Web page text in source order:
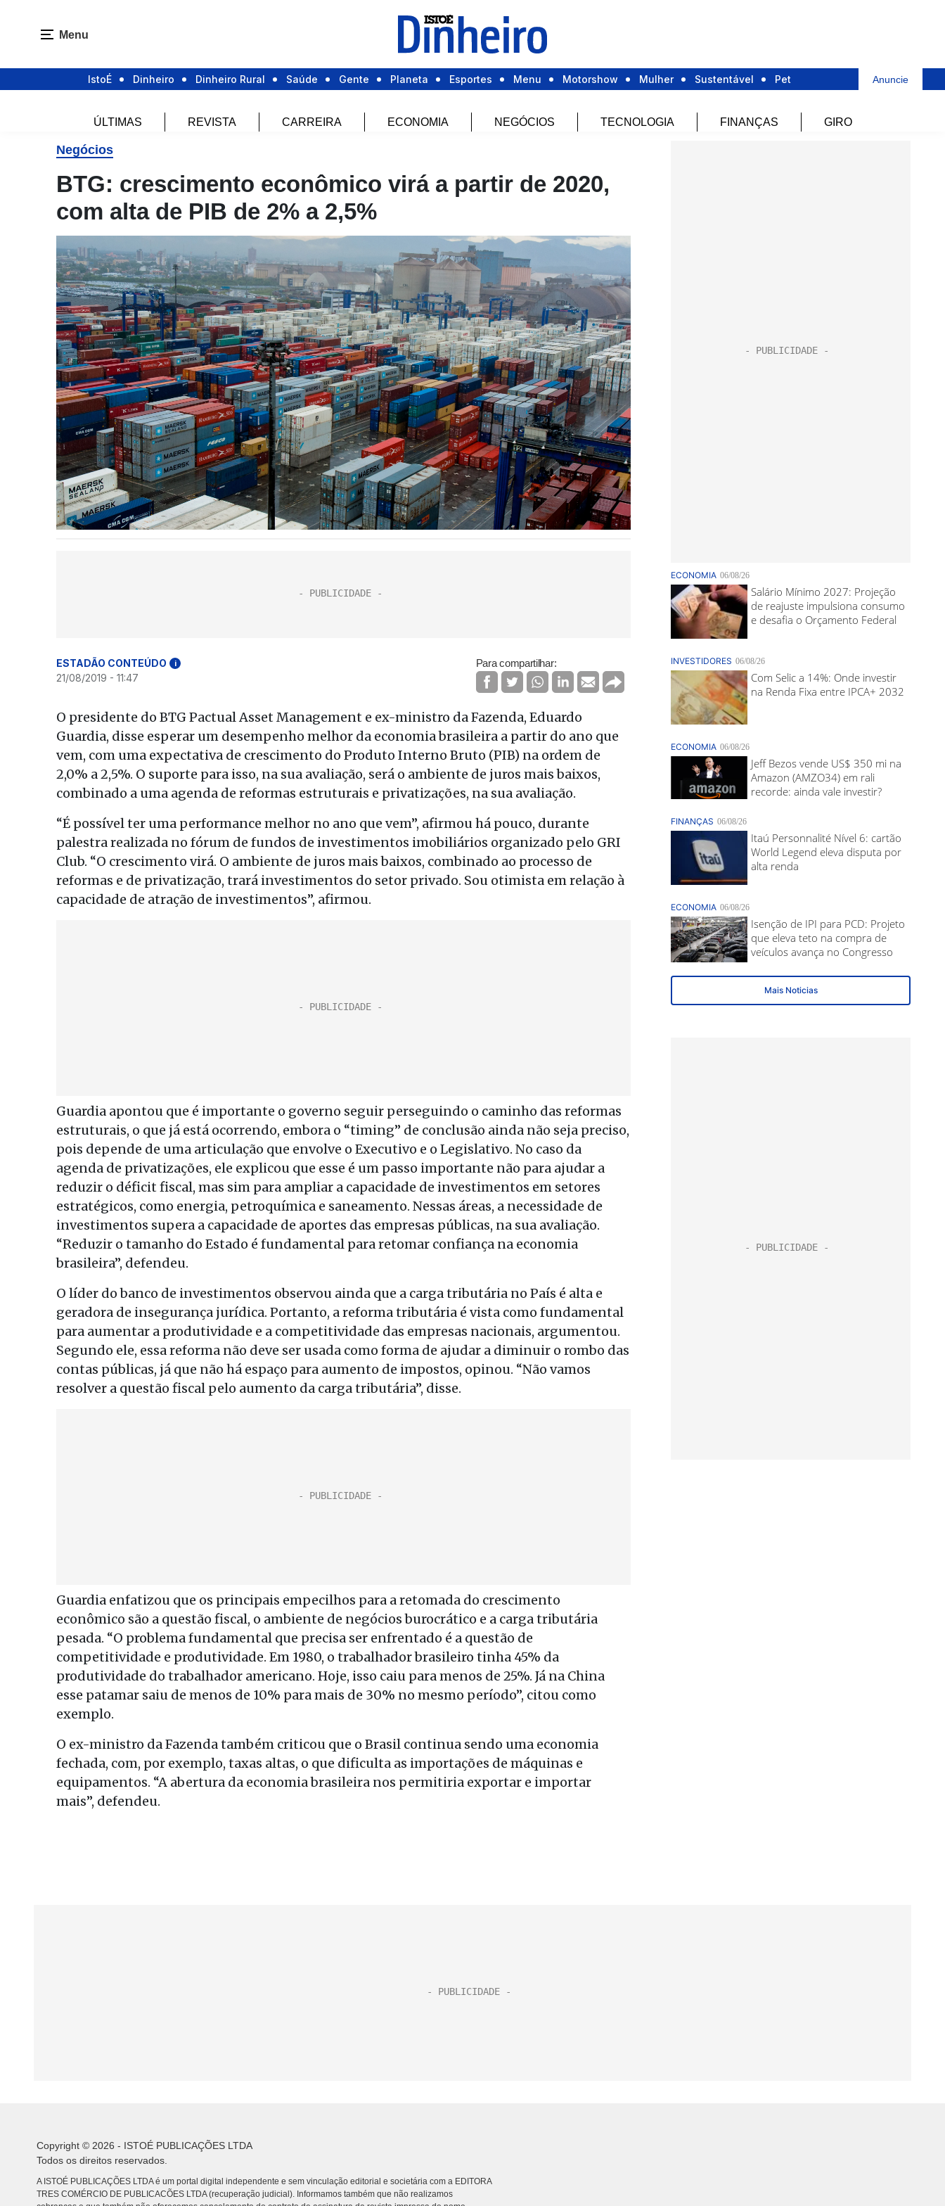
Menu
IstoÉ Dinheiro Dinheiro Rural Saúde Gente Planeta Esportes Menu Motorshow Mulher Sustentável Pet Anuncie
ÚLTIMAS REVISTA CARREIRA ECONOMIA NEGÓCIOS TECNOLOGIA FINANÇAS GIRO
Negócios
BTG: crescimento econômico virá a partir de 2020,
com alta de PIB de 2% a 2,5%
ESTADÃO CONTEÚDO i
21/08/2019 - 11:47
Para compartilhar:
O presidente do BTG Pactual Asset Management e ex-ministro da Fazenda, Eduardo
Guardia, disse esperar um desempenho melhor da economia brasileira a partir do ano que
vem, com uma expectativa de crescimento do Produto Interno Bruto (PIB) na ordem de
2,0% a 2,5%. O suporte para isso, na sua avaliação, será o ambiente de juros mais baixos,
combinado a uma agenda de reformas estruturais e privatizações, na sua avaliação.
“É possível ter uma performance melhor no ano que vem”, afirmou há pouco, durante
palestra realizada no fórum de fundos de investimentos imobiliários organizado pelo GRI
Club. “O crescimento virá. O ambiente de juros mais baixos, combinado ao processo de
reformas e de privatização, trará investimentos do setor privado. Sou otimista em relação à
capacidade de atração de investimentos”, afirmou.
Guardia apontou que é importante o governo seguir perseguindo o caminho das reformas
estruturais, o que já está ocorrendo, embora o “timing” de conclusão ainda não seja preciso,
pois depende de uma articulação que envolve o Executivo e o Legislativo. No caso da
agenda de privatizações, ele explicou que esse é um passo importante não para ajudar a
reduzir o déficit fiscal, mas sim para ampliar a capacidade de investimentos em setores
estratégicos, como energia, petroquímica e saneamento. Nessas áreas, a necessidade de
investimentos supera a capacidade de aportes das empresas públicas, na sua avaliação.
“Reduzir o tamanho do Estado é fundamental para retomar confiança na economia
brasileira”, defendeu.
O líder do banco de investimentos observou ainda que a carga tributária no País é alta e
geradora de insegurança jurídica. Portanto, a reforma tributária é vista como fundamental
para aumentar a produtividade e a competitividade das empresas nacionais, argumentou.
Segundo ele, essa reforma não deve ser usada como forma de ajudar a diminuir o rombo das
contas públicas, já que não há espaço para aumento de impostos, opinou. “Não vamos
resolver a questão fiscal pelo aumento da carga tributária”, disse.
Guardia enfatizou que os principais empecilhos para a retomada do crescimento
econômico são a questão fiscal, o ambiente de negócios burocrático e a carga tributária
pesada. “O problema fundamental que precisa ser enfrentado é a questão de
competitividade e produtividade. Em 1980, o trabalhador brasileiro tinha 45% da
produtividade do trabalhador americano. Hoje, isso caiu para menos de 25%. Já na China
esse patamar saiu de menos de 10% para mais de 30% no mesmo período”, citou como
exemplo.
O ex-ministro da Fazenda também criticou que o Brasil continua sendo uma economia
fechada, com, por exemplo, taxas altas, o que dificulta as importações de máquinas e
equipamentos. “A abertura da economia brasileira nos permitiria exportar e importar
mais”, defendeu.
Copyright © 2026 - ISTOÉ PUBLICAÇÕES LTDA
Todos os direitos reservados.
A ISTOÉ PUBLICAÇÕES LTDA é um portal digital independente e sem vinculação editorial e societária com a EDITORA
TRES COMÉRCIO DE PUBLICACÕES LTDA (recuperação judicial). Informamos também que não realizamos